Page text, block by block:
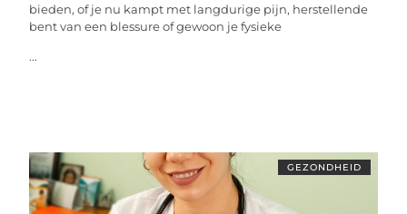
bieden, of je nu kampt met langdurige pijn, herstellende
bent van een blessure of gewoon je fysieke
...
GEZONDHEID